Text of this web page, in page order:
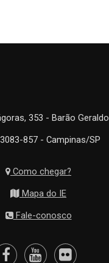
353 - Barão Geraldo
857 - Campinas/SP
Como chegar?
Mapa do IE
Fale-conosco